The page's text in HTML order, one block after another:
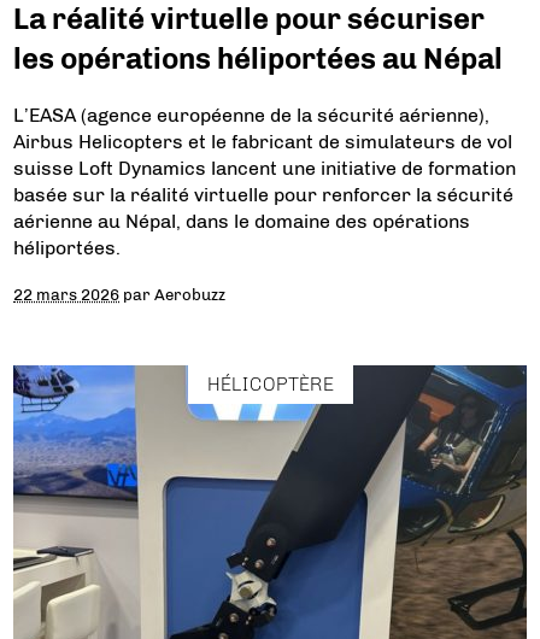
La réalité virtuelle pour sécuriser
les opérations héliportées au Népal
L’EASA (agence européenne de la sécurité aérienne),
Airbus Helicopters et le fabricant de simulateurs de vol
suisse Loft Dynamics lancent une initiative de formation
basée sur la réalité virtuelle pour renforcer la sécurité
aérienne au Népal, dans le domaine des opérations
héliportées.
22 mars 2026 parAerobuzz
HÉLICOPTÈRE